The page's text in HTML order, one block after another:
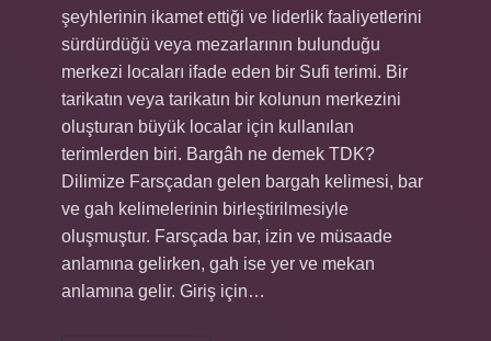
şeyhlerinin ikamet ettiği ve liderlik faaliyetlerini
sürdürdüğü veya mezarlarının bulunduğu
merkezi locaları ifade eden bir Sufi terimi. Bir
tarikatın veya tarikatın bir kolunun merkezini
oluşturan büyük localar için kullanılan
terimlerden biri. Bargâh ne demek TDK?
Dilimize Farsçadan gelen bargah kelimesi, bar
ve gah kelimelerinin birleştirilmesiyle
oluşmuştur. Farsçada bar, izin ve müsaade
anlamına gelirken, gah ise yer ve mekan
anlamına gelir. Giriş için…